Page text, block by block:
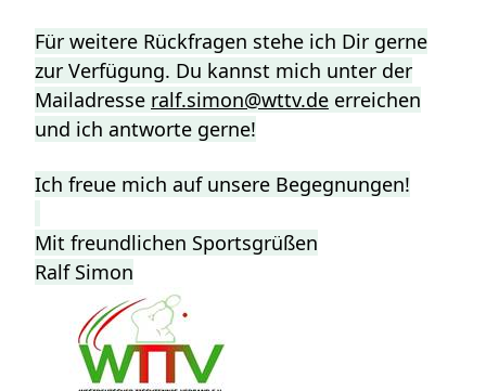
Für weitere Rückfragen stehe ich Dir gerne
zur Verfügung. Du kannst mich unter der
Mailadresse ralf.simon@wttv.de erreichen
und ich antworte gerne!
Ich freue mich auf unsere Begegnungen!
Mit freundlichen Sportsgrüßen
Ralf Simon